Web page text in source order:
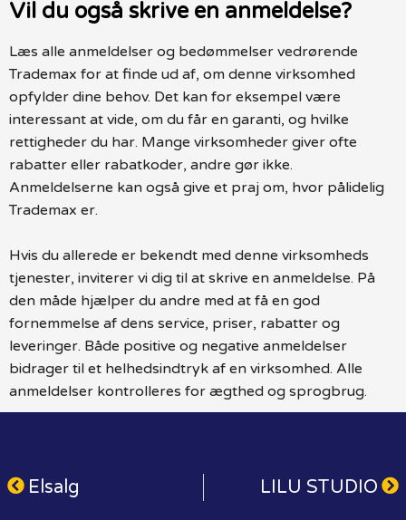
Vil du også skrive en anmeldelse?
Læs alle anmeldelser og bedømmelser vedrørende
Trademax for at finde ud af, om denne virksomhed
opfylder dine behov. Det kan for eksempel være
interessant at vide, om du får en garanti, og hvilke
rettigheder du har. Mange virksomheder giver ofte
rabatter eller rabatkoder, andre gør ikke.
Anmeldelserne kan også give et praj om, hvor pålidelig
Trademax er.
Hvis du allerede er bekendt med denne virksomheds
tjenester, inviterer vi dig til at skrive en anmeldelse. På
den måde hjælper du andre med at få en god
fornemmelse af dens service, priser, rabatter og
leveringer. Både positive og negative anmeldelser
bidrager til et helhedsindtryk af en virksomhed. Alle
anmeldelser kontrolleres for ægthed og sprogbrug.
Elsalg LILU STUDIO